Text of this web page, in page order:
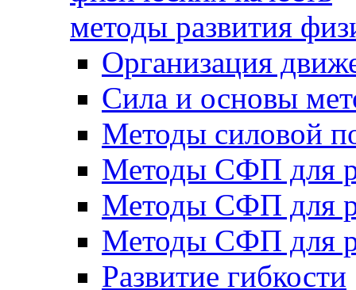
методы развития
Организация
Сила и основы
Методы силовой
Методы СФП для
Методы СФП для
Методы СФП для
Развитие гибкости